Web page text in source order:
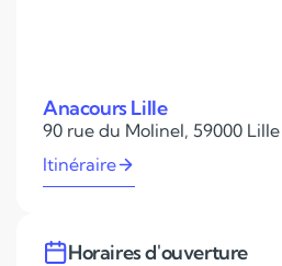
Anacours Lille
90 rue du Molinel, 59000 Lille
Itinéraire
Horaires d'ouverture